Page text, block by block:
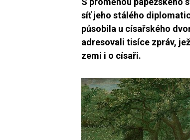
síť jeho stálého
působila u císařského
adresovali tisíce zpráv,
zemi i o císaři.